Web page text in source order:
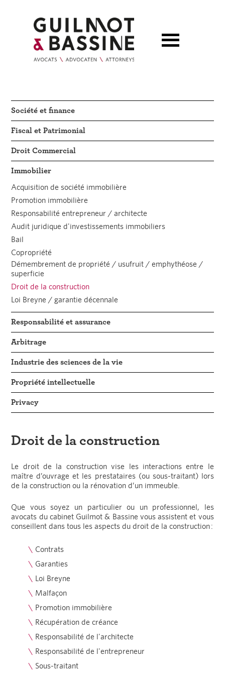
Droit de la construction
Le droit de la construction vise les interactions entre le
maître d’ouvrage et les prestataires (ou sous-traitant) lors
de la construction ou la rénovation d’un immeuble.
Que vous soyez un particulier ou un professionnel, les
avocats du cabinet Guilmot & Bassine vous assistent et vous
conseillent dans tous les aspects du droit de la construction :
Contrats
Garanties
Loi Breyne
Malfaçon
Promotion immobilière
Récupération de créance
Responsabilité de l'architecte
Responsabilité de l'entrepreneur
Sous-traitant
Société et finance
Fiscal et Patrimonial
Droit Commercial
Immobilier
Acquisition de société immobilière
Promotion immobilière
Responsabilité entrepreneur / architecte
Audit juridique d'investissements immobiliers
Bail
Copropriété
Démembrement de propriété / usufruit / emphythéose /
superficie
Droit de la construction
Loi Breyne / garantie décennale
Responsabilité et assurance
Arbitrage
Industrie des sciences de la vie
Propriété intellectuelle
Privacy